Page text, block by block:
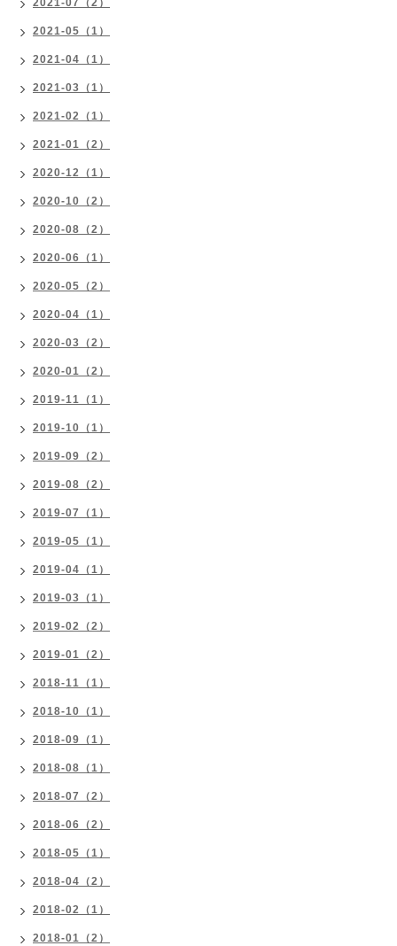
2021-07（2）
2021-05（1）
2021-04（1）
2021-03（1）
2021-02（1）
2021-01（2）
2020-12（1）
2020-10（2）
2020-08（2）
2020-06（1）
2020-05（2）
2020-04（1）
2020-03（2）
2020-01（2）
2019-11（1）
2019-10（1）
2019-09（2）
2019-08（2）
2019-07（1）
2019-05（1）
2019-04（1）
2019-03（1）
2019-02（2）
2019-01（2）
2018-11（1）
2018-10（1）
2018-09（1）
2018-08（1）
2018-07（2）
2018-06（2）
2018-05（1）
2018-04（2）
2018-02（1）
2018-01（2）